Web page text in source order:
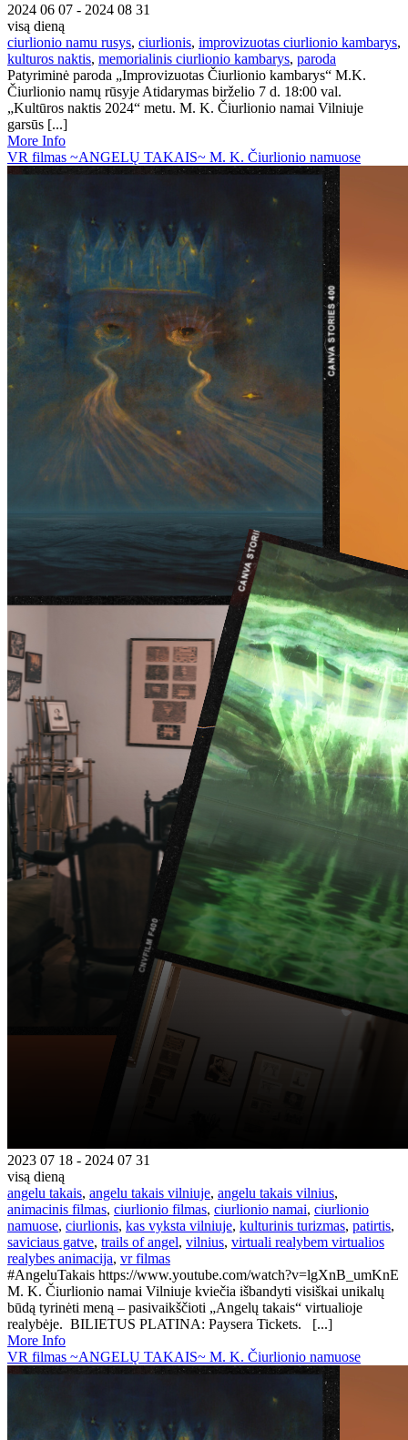
2024 06 07 - 2024 08 31
visą dieną
ciurlionio namu rusys, ciurlionis, improvizuotas ciurlionio kambarys,
kulturos naktis, memorialinis ciurlionio kambarys, paroda
Patyriminė paroda „Improvizuotas Čiurlionio kambarys“ M.K.
Čiurlionio namų rūsyje Atidarymas birželio 7 d. 18:00 val.
„Kultūros naktis 2024“ metu. M. K. Čiurlionio namai Vilniuje
garsūs [...]
More Info
VR filmas ~ANGELŲ TAKAIS~ M. K. Čiurlionio namuose
2023 07 18 - 2024 07 31
visą dieną
angelu takais, angelu takais vilniuje, angelu takais vilnius,
animacinis filmas, ciurlionio filmas, ciurlionio namai, ciurlionio
namuose, ciurlionis, kas vyksta vilniuje, kulturinis turizmas, patirtis,
saviciaus gatve, trails of angel, vilnius, virtuali realybem virtualios
realybes animacija, vr filmas
#AngeluTakais https://www.youtube.com/watch?v=lgXnB_umKnE
M. K. Čiurlionio namai Vilniuje kviečia išbandyti visiškai unikalų
būdą tyrinėti meną – pasivaikščioti „Angelų takais“ virtualioje
realybėje. BILIETUS PLATINA: Paysera Tickets. [...]
More Info
VR filmas ~ANGELŲ TAKAIS~ M. K. Čiurlionio namuose